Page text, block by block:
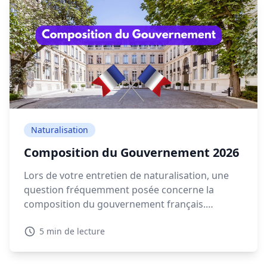
Naturalisation
Composition du Gouvernement 2026
Lors de votre entretien de naturalisation, une
question fréquemment posée concerne la
composition du gouvernement français.
gouvernement actuelle en 2026 est essentiel
5 min de lecture